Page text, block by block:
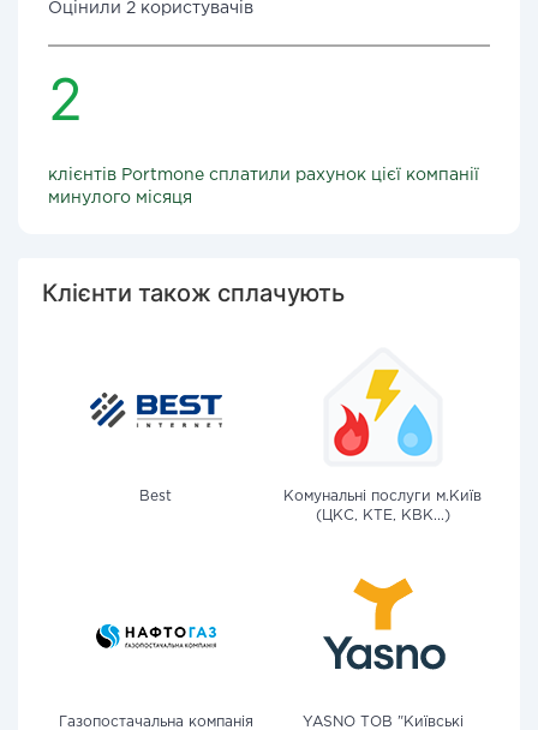
Оцінили 2 користувачів
2
клієнтів Portmone сплатили рахунок цієї компанії
минулого місяця
Клієнти також сплачують
Best
Комунальні послуги м.Київ
(ЦКС, КТЕ, КВК...)
Газопостачальна компанія
YASNO ТОВ "Київські